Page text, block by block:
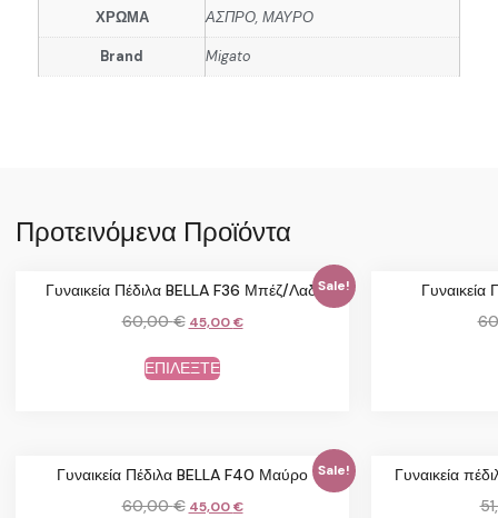
ΧΡΩΜΑ ΑΣΠΡΟ, ΜΑΥΡΟ
Brand Migato
Προτεινόμενα Προϊόντα
Sale!
Γυναικεία Πέδιλα BELLA F36 Μπέζ/Λαδί
60,00€ 45,00€
ΕΠΙΛΕΞΤΕ
Γυναικεία
Sale!
Γυναικεία Πέδιλα BELLA F40 Μαύρο
60,00€ 45,00€
Γυναικεία